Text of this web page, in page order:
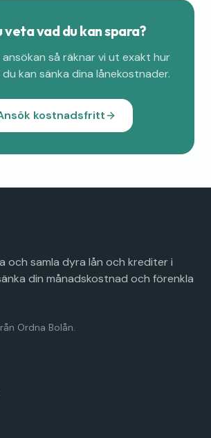
veta vad du kan spara?
ansökan så räknar vi ut exakt hur
kan sänka dina lånekostnader.
kostnadsfritt
och samla dyra lån och krediter i
din månadskostnad och förenkla
Ordna Bolån.